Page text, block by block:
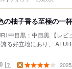
の柚子香る至極の一
中目黒：中目黒 【レビ
る好立地にあり、
？